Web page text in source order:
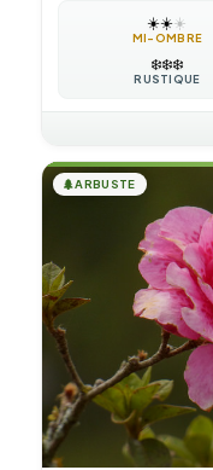
☀️☀️☀️
MI-OMBRE
❄️❄️❄️
RUSTIQUE
🌲ARBUSTE